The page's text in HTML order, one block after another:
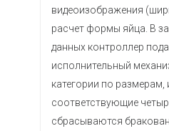
видеоизображения
расчет формы яйца. В
данных контроллер
исполнительный
категории по размерам,
соответствующие
сбрасываются